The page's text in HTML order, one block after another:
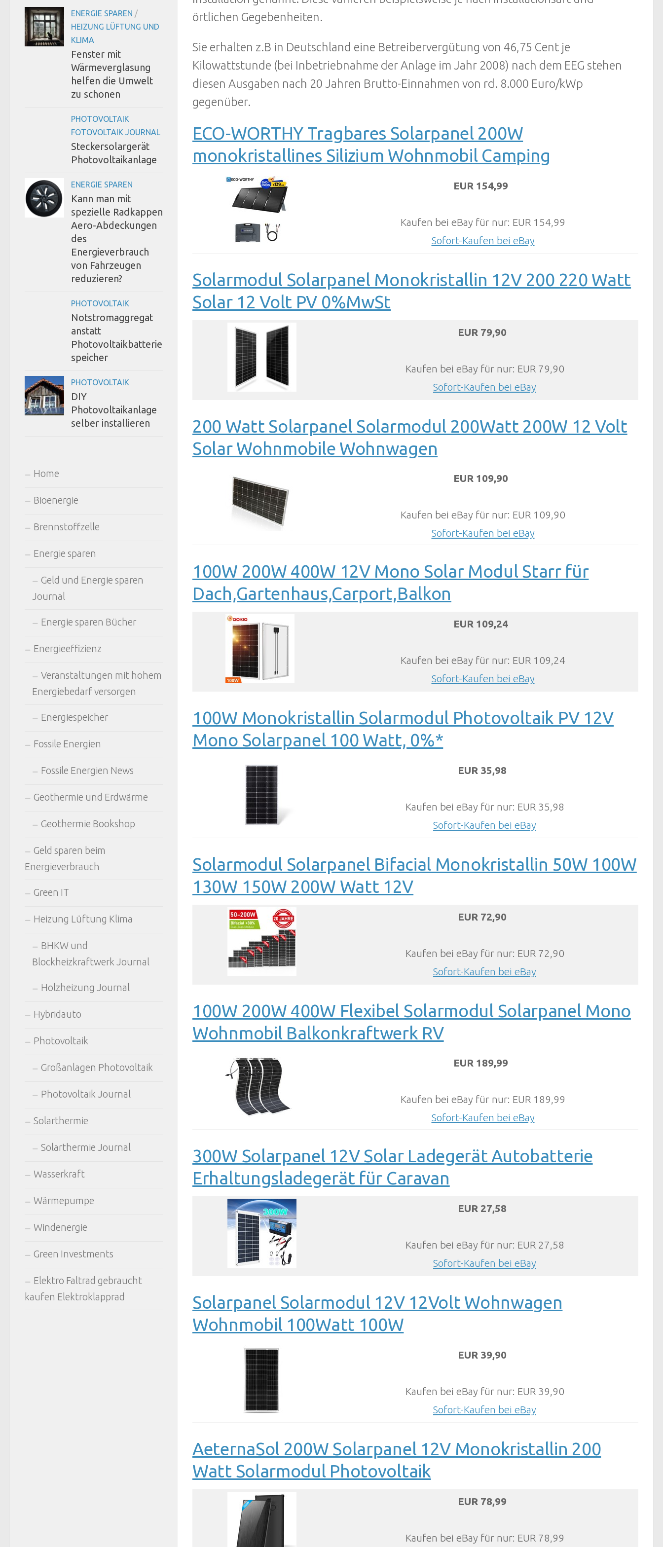
örtlichen Gegebenheiten.
Sie erhalten z.B in Deutschland eine Betreibervergütung von 46,75 Cent je
Kilowattstunde (bei Inbetriebnahme der Anlage im Jahr 2008) nach dem EEG stehen
diesen Ausgaben nach 20 Jahren Brutto-Einnahmen von rd. 8.000 Euro/kWp
gegenüber.
ECO-WORTHY Tragbares Solarpanel 200W
monokristallines Silizium Wohnmobil Camping
EUR 154,99
Kaufen bei eBay für nur: EUR 154,99
Sofort-Kaufen bei eBay
Solarmodul Solarpanel Monokristallin 12V 200 220 Watt
Solar 12 Volt PV 0%MwSt
EUR 79,90
Kaufen bei eBay für nur: EUR 79,90
Sofort-Kaufen bei eBay
200 Watt Solarpanel Solarmodul 200Watt 200W 12 Volt
Solar Wohnmobile Wohnwagen
EUR 109,90
Kaufen bei eBay für nur: EUR 109,90
Sofort-Kaufen bei eBay
100W 200W 400W 12V Mono Solar Modul Starr für
Dach,Gartenhaus,Carport,Balkon
EUR 109,24
Kaufen bei eBay für nur: EUR 109,24
Sofort-Kaufen bei eBay
100W Monokristallin Solarmodul Photovoltaik PV 12V
Mono Solarpanel 100 Watt, 0%*
EUR 35,98
Kaufen bei eBay für nur: EUR 35,98
Sofort-Kaufen bei eBay
Solarmodul Solarpanel Bifacial Monokristallin 50W 100W
130W 150W 200W Watt 12V
EUR 72,90
Kaufen bei eBay für nur: EUR 72,90
Sofort-Kaufen bei eBay
100W 200W 400W Flexibel Solarmodul Solarpanel Mono
Wohnmobil Balkonkraftwerk RV
EUR 189,99
Kaufen bei eBay für nur: EUR 189,99
Sofort-Kaufen bei eBay
300W Solarpanel 12V Solar Ladegerät Autobatterie
Erhaltungsladegerät für Caravan
EUR 27,58
Kaufen bei eBay für nur: EUR 27,58
Sofort-Kaufen bei eBay
Solarpanel Solarmodul 12V 12Volt Wohnwagen
Wohnmobil 100Watt 100W
EUR 39,90
Kaufen bei eBay für nur: EUR 39,90
Sofort-Kaufen bei eBay
AeternaSol 200W Solarpanel 12V Monokristallin 200
Watt Solarmodul Photovoltaik
EUR 78,99
Kaufen bei eBay für nur: EUR 78,99
ENERGIE SPAREN /
HEIZUNG LÜFTUNG UND
KLIMA
Fenster mit
Wärmeverglasung
helfen die Umwelt
zu schonen
PHOTOVOLTAIK
FOTOVOLTAIK JOURNAL
Steckersolargerät
Photovoltaikanlage
ENERGIE SPAREN
Kann man mit
spezielle Radkappen
Aero-Abdeckungen
des
Energieverbrauch
von Fahrzeugen
reduzieren?
PHOTOVOLTAIK
Notstromaggregat
anstatt
Photovoltaikbatterie
speicher
PHOTOVOLTAIK
DIY
Photovoltaikanlage
selber installieren
Home
Bioenergie
Brennstoffzelle
Energie sparen
Geld und Energie sparen
Journal
Energie sparen Bücher
Energieeffizienz
Veranstaltungen mit hohem
Energiebedarf versorgen
Energiespeicher
Fossile Energien
Fossile Energien News
Geothermie und Erdwärme
Geothermie Bookshop
Geld sparen beim
Energieverbrauch
Green IT
Heizung Lüftung Klima
BHKW und
Blockheizkraftwerk Journal
Holzheizung Journal
Hybridauto
Photovoltaik
Großanlagen Photovoltaik
Photovoltaik Journal
Solarthermie
Solarthermie Journal
Wasserkraft
Wärmepumpe
Windenergie
Green Investments
Elektro Faltrad gebraucht
kaufen Elektroklapprad